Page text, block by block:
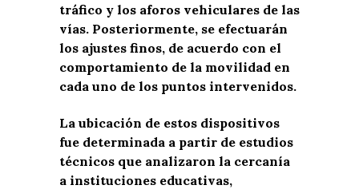
tráfico y los aforos vehiculares de las
vías. Posteriormente, se efectuarán
los ajustes finos, de acuerdo con el
comportamiento de la movilidad en
cada uno de los puntos intervenidos.
La ubicación de estos dispositivos
fue determinada a partir de estudios
técnicos que analizaron la cercanía
a instituciones educativas,